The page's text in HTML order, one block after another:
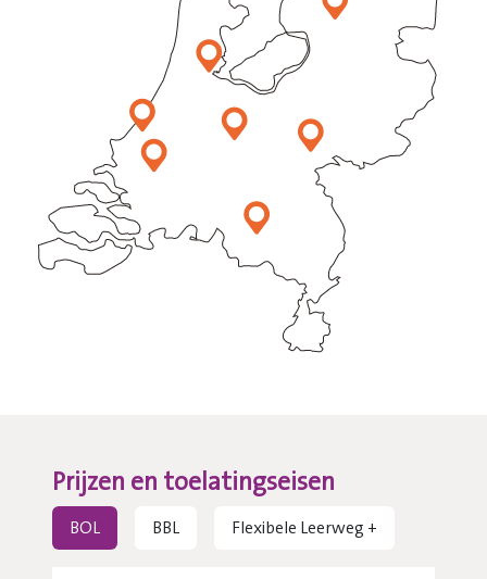
Prijzen en toelatingseisen
BOL BBL Flexibele Leerweg +